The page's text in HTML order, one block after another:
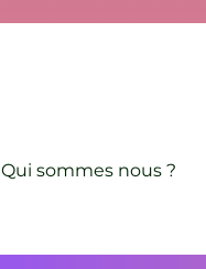
Qui sommes nous ?